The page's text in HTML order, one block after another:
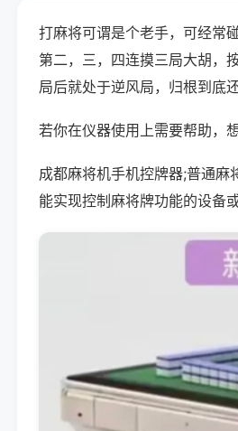
打麻将可谓是个老手，可经常
第二，三，四连摸三局大胡，
局后就处于逆风局，归根到底还
若你在仪器使用上需要帮助，
成都麻将机手机控牌器;普通
能实现控制麻将牌功能的设备或